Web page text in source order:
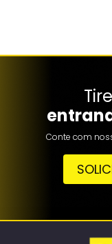
Conte com